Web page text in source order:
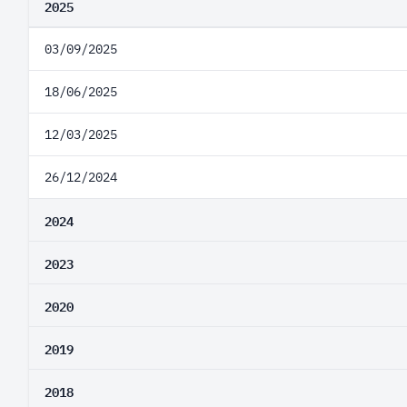
2025
03/09/2025
18/06/2025
12/03/2025
26/12/2024
2024
2023
2020
2019
2018